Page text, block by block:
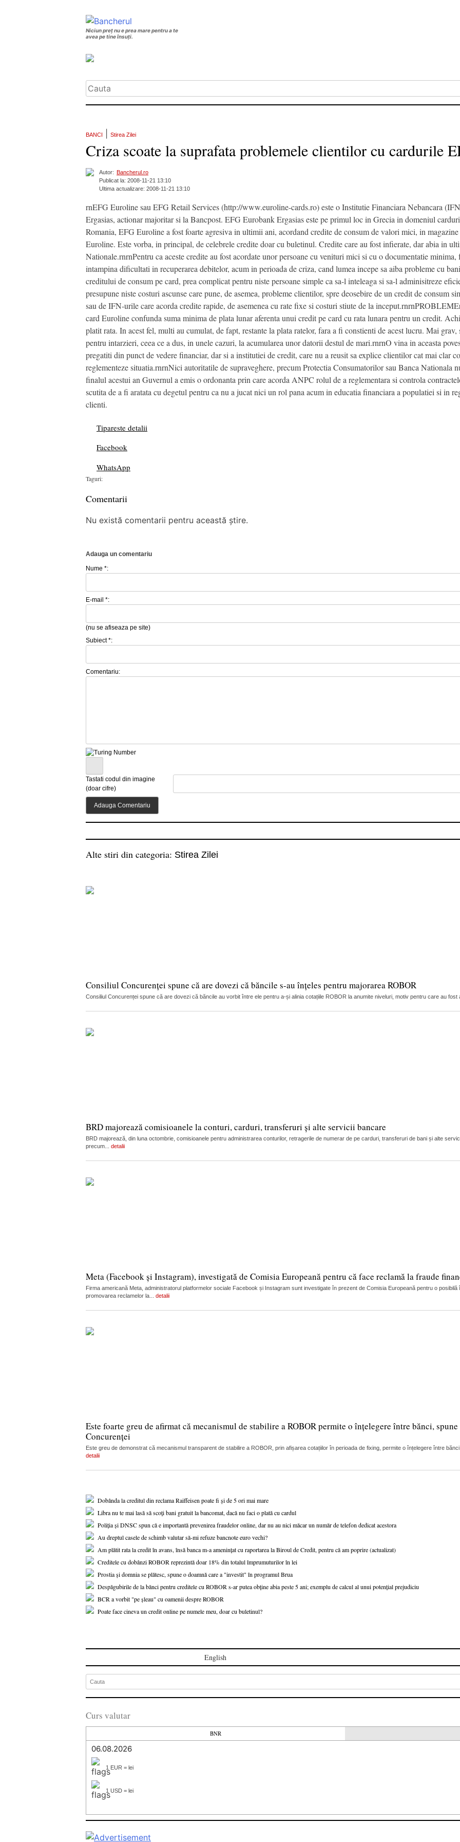
Niciun preț nu e prea mare pentru a te
avea pe tine însuți.
BANCI Stirea Zilei
Criza scoate la suprafata problemele clientilor cu cardurile
Autor: Bancherul.ro
Publicat la: 2008-11-21 13:10
Ultima actualizare: 2008-11-21 13:10
rnEFG Euroline sau EFG Retail Services (http://www.euroline-cards.ro) este o Institutie Financiara Nebancara
Ergasias, actionar majoritar si la Bancpost. EFG Eurobank Ergasias este pe primul loc in Grecia in domeniul
Romania, EFG Euroline a fost foarte agresiva in ultimii ani, acordand credite de consum de valori mici, in
Euroline. Este vorba, in principal, de celebrele credite doar cu buletinul. Credite care au fost infierate, dar abia in
Nationale.rnrnPentru ca aceste credite au fost acordate unor persoane cu venituri mici si cu o documentatie
intampina dificultati in recuperarea debitelor, acum in perioada de criza, cand lumea incepe sa aiba probleme cu
creditului de consum pe card, prea complicat pentru niste persoane simple ca sa-l inteleaga si sa-l adminisitreze
presupune niste costuri ascunse care pune, de asemea, probleme clientilor, spre deosebire de un credit de consum
sau de IFN-urile care acorda credite rapide, de asemenea cu rate fixe si costuri stiute de la
card Euroline confunda suma minima de plata lunar aferenta unui credit pe card cu rata lunara pentru un credit.
platit rata. In acest fel, multi au cumulat, de fapt, restante la plata ratelor, fara a fi constienti de acest lucru. Mai grav,
pentru intarzieri, ceea ce a dus, in unele cazuri, la acumularea unor datorii destul de mari.rnrnO vina in aceasta
pregatiti din punct de vedere financiar, dar si a institutiei de credit, care nu a reusit sa explice clientilor cat mai clar
reglementeze situatia.rnrnNici autoritatile de supraveghere, precum Protectia Consumatorilor sau Banca Nationala
finalul acestui an Guvernul a emis o ordonanta prin care acorda ANPC rolul de a reglementara si controla
scutita de a fi aratata cu degetul pentru ca nu a jucat nici un rol pana acum in educatia financiara a populatiei si in
clienti.
Tipareste detalii
Facebook
WhatsApp
Taguri:
Comentarii
Nu există comentarii pentru această știre.
Adauga un comentariu
Nume *:
E-mail *:
(nu se afiseaza pe site)
Subiect *:
Comentariu:
Tastati codul din imagine
(doar cifre)
Alte stiri din categoria: Stirea Zilei
Consiliul Concurenței spune că are dovezi că băncile s-au înțeles pentru majorarea ROBOR
Consiliul Concurenței spune că are dovezi că băncile au vorbit între ele pentru a-și alinia cotațiile ROBOR la anumite niveluri, motiv pentru care au fost
BRD majorează comisioanele la conturi, carduri, transferuri și alte servicii bancare
BRD majorează, din luna octombrie, comisioanele pentru administrarea conturilor, retragerile de numerar de pe carduri, transferuri de bani și alte
precum... detalii
Meta (Facebook și Instagram), investigată de Comisia Europeană pentru că face reclamă la fraude
Firma americană Meta, administratorul platformelor sociale Facebook și Instagram sunt investigate în prezent de Comisia Europeană pentru o
promovarea reclamelor la... detalii
Este foarte greu de afirmat că mecanismul de stabilire a ROBOR permite o înțelegere între bănci,
Concurenței
Este greu de demonstrat că mecanismul transparent de stabilire a ROBOR, prin afișarea cotațiilor în perioada de fixing, permite o înțelegere între
detalii
Dobânda la creditul din reclama Raiffeisen poate fi și de 5 ori mai mare
Libra nu te mai lasă să scoți bani gratuit la bancomat, dacă nu faci o plată cu cardul
Poliția și DNSC spun că e importantă prevenirea fraudelor online, dar nu au nici măcar un număr de telefon dedicat acestora
Au dreptul casele de schimb valutar să-mi refuze bancnote euro vechi?
Am plătit rata la credit în avans, însă banca m-a amenințat cu raportarea la Biroul de Credit, pentru că am poprire (actualizat)
Creditele cu dobânzi ROBOR reprezintă doar 18% din totalul împrumuturilor în lei
Prostia și domnia se plătesc, spune o doamnă care a "investit" în programul Brua
Despăgubirile de la bănci pentru creditele cu ROBOR s-ar putea obține abia peste 5 ani; exemplu de calcul al unui potențial prejudiciu
BCR a vorbit "pe șleau" cu oamenii despre ROBOR
Poate face cineva un credit online pe numele meu, doar cu buletinul?
English
Curs valutar
BNR
06.08.2026
1 EUR = lei
1 USD = lei